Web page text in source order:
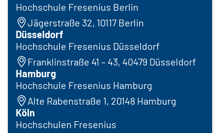
Hochschule Fresenius Berlin
Jägerstraße 32, 10117 Berlin
Düsseldorf
Hochschule Fresenius Düsseldorf
Franklinstraße 41 – 43, 40479 Düsseldorf
Hamburg
Hochschule Fresenius Hamburg
Alte Rabenstraße 1, 20148 Hamburg
Köln
Hochschulen Fresenius